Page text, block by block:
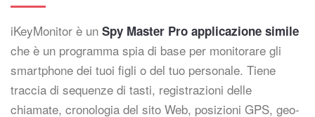
iKeyMonitor è un Spy Master Pro applicazione simile
che è un programma spia di base per monitorare gli
smartphone dei tuoi figli o del tuo personale. Tiene
traccia di sequenze di tasti, registrazioni delle
chiamate, cronologia del sito Web, posizioni GPS, geo-